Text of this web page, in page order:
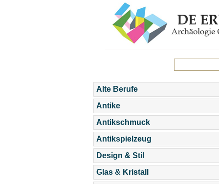
Alte Berufe
Antike
Antikschmuck
Antikspielzeug
Design & Stil
Glas & Kristall